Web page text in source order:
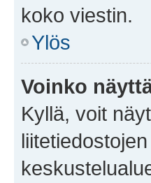
koko viestin.
Ylös
Voinko
Kyllä, voit